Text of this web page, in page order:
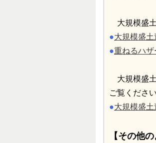
大規模盛土
●大規模盛
●重ねるハ
大規模盛土
ご覧ください
●大規模盛
【その他